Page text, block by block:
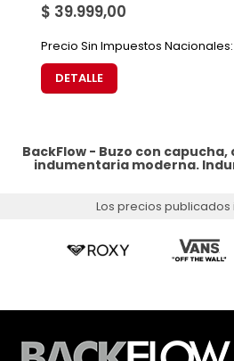
$ 39.999,00
Precio Sin Impuestos Nacionales:
DETALLE
BackFlow - Buzo con
indumentaria moderna.
Los precios publicados